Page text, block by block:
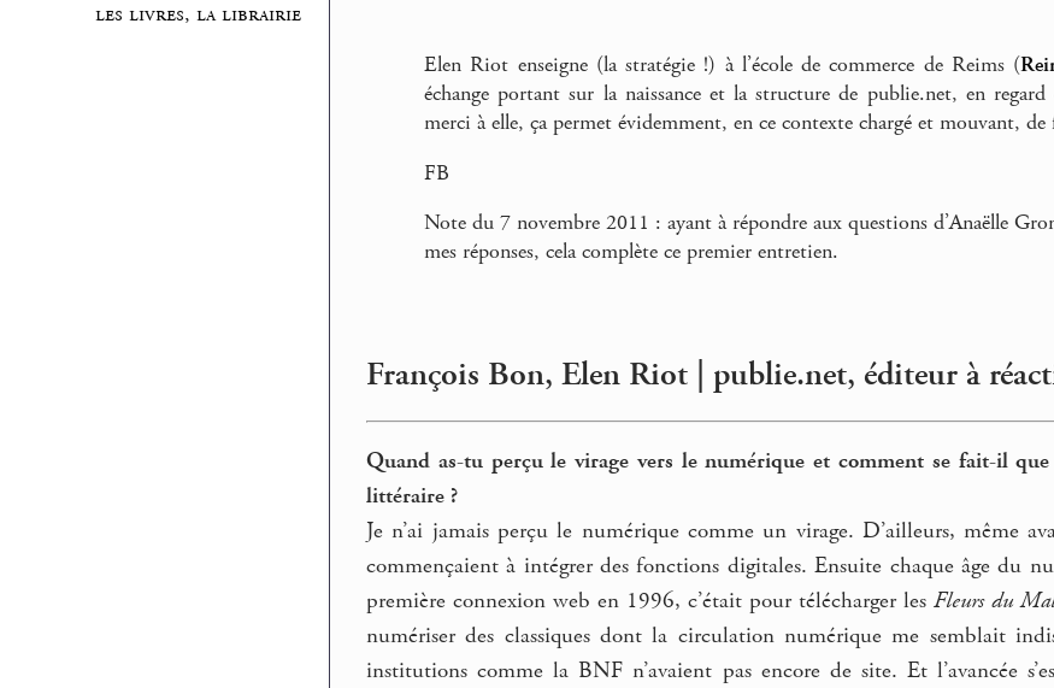
les livres, la librairie
Elen Riot enseigne (la stratégie !) à l’école de commerce de Reims (
échange portant sur la naissance et la structure de publie.net, en
merci à elle, ça permet évidemment, en ce contexte chargé et mouvant,
FB
Note du 7 novembre 2011 : ayant à répondre aux questions d’Anaëlle
mes réponses, cela complète ce premier entretien.
François Bon, Elen Riot | publie.net, éditeur à
Quand as-tu perçu le virage vers le numérique et comment se fait-il
littéraire ?
Je n’ai jamais perçu le numérique comme un virage. D’ailleurs, même
commençaient à intégrer des fonctions digitales. Ensuite chaque âge du
première connexion web en 1996, c’était pour télécharger lesFleurs du
numériser des classiques dont la circulation numérique me semblait
institutions comme la BNF n’avaient pas encore de site. Et l’avancée